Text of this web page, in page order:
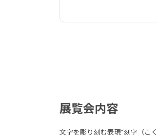
展覧会内容
文字を彫り刻む表現“刻字（こ